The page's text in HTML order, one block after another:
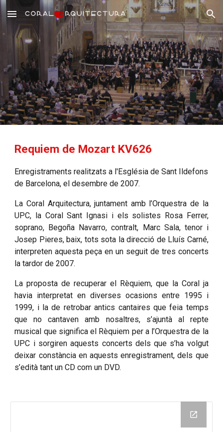
Skip to main content Skip to navigation
Requiem de Mozart KV626
Enregistraments realitzats a l'Església de Sant Ildefons
de Barcelona, el desembre de 2007.
La Coral Arquitectura, juntament amb l’Orquestra de la
UPC, la Coral Sant Ignasi i els solistes Rosa Ferrer,
soprano, Begoña Navarro, contralt, Marc Sala, tenor i
Josep Pieres, baix, tots sota la direcció de Lluís Carné,
interpreten aquesta peça en un seguit de tres concerts
la tardor de 2007.
La proposta de recuperar el Rèquiem, que la Coral ja
havia interpretat en diverses ocasions entre 1995 i
1999, i la de retrobar antics cantaires que feia temps
que no cantaven amb nosaltres, s’ajuntà al repte
musical que significa el Rèquiem per a l’Orquestra de la
UPC i sorgiren aquests concerts dels que s’ha volgut
deixar constància en aquests enregistrament, dels que
s’edità tant un CD com un DVD.